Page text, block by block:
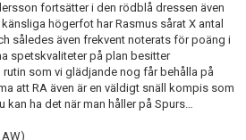
fortsätter i den rödblå dressen även
högerfot har Rasmus sårat X antal
således även frekvent noterats för poäng i
spetskvaliteter på plan besitter
som vi glädjande nog får behålla på
att RA även är en väldigt snäll kompis som
kan ha det när man håller på Spurs…